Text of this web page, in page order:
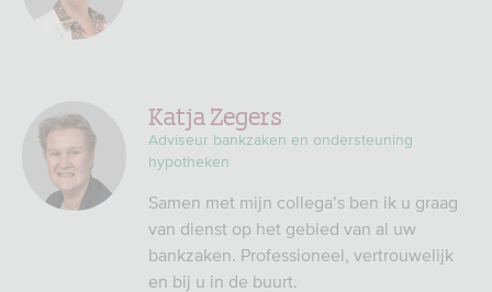
Katja Zegers
Adviseur bankzaken en ondersteuning
hypotheken
Samen met mijn collega’s ben ik u graag
van dienst op het gebied van al uw
bankzaken. Professioneel, vertrouwelijk
en bij u in de buurt.